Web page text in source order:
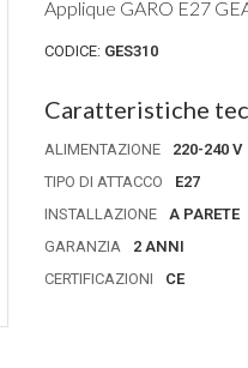
Applique GARO E27
CODICE: GES310
Caratteristiche
ALIMENTAZIONE
220-240 V
TIPO DI ATTACCO
E27
INSTALLAZIONE
A PARETE
GARANZIA
2 ANNI
CERTIFICAZIONI
CE